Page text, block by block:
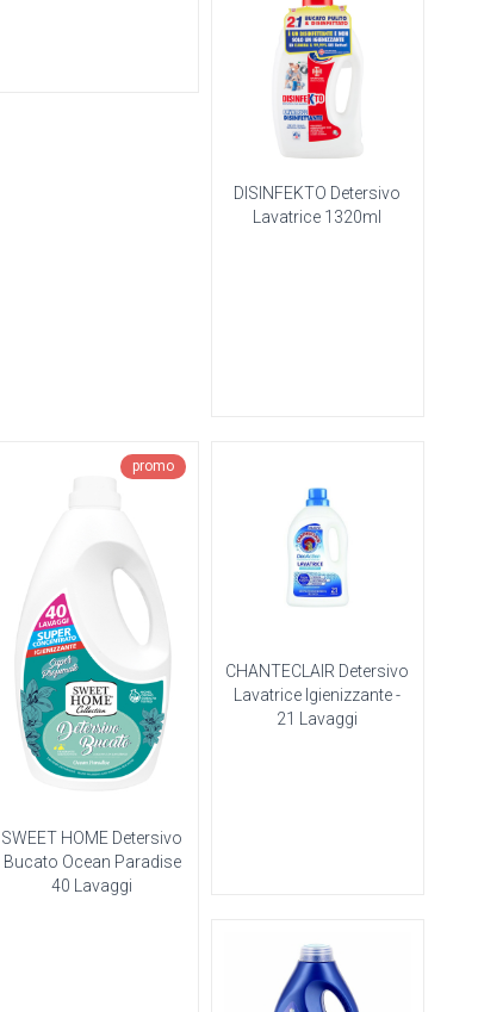
DISINFEKTO Detersivo
Lavatrice 1320ml
promo
SWEET HOME Detersivo
Bucato Ocean Paradise
40 Lavaggi
CHANTECLAIR Detersivo
Lavatrice Igienizzante -
21 Lavaggi